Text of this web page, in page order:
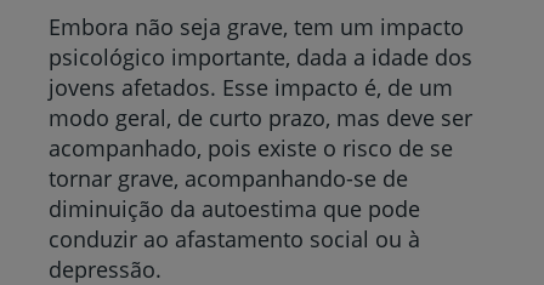
Embora não seja grave, tem um impacto
psicológico importante, dada a idade dos
jovens afetados. Esse impacto é, de um
modo geral, de curto prazo, mas deve ser
acompanhado, pois existe o risco de se
tornar grave, acompanhando-se de
diminuição da autoestima que pode
conduzir ao afastamento social ou à
depressão.